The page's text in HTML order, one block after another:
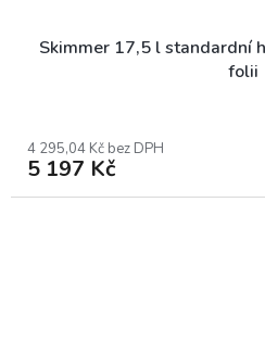
Skimmer 17,5 l standardní
folii
4 295,04 Kč bez DPH
5 197 Kč